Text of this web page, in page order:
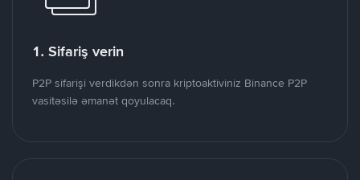
1. Sifariş verin
P2P sifarişi verdikdən sonra kriptoaktiviniz Binance P2P
vasitəsilə əmanət qoyulacaq.